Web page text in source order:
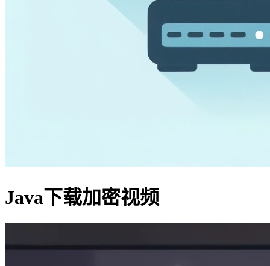
Java下载加密视频